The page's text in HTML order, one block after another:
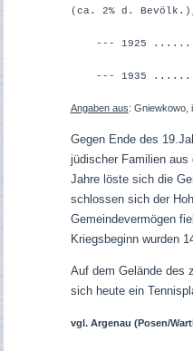
(ca. 2% d.
--- 1925
--- 1935
Angaben aus: Gniewkowo,
Gegen Ende des
jüdischer Familien aus
Jahre löste sich die
schlossen sich der
Gemeindevermögen
Kriegsbeginn wurden
Auf dem Gelände des
sich heute ein
vgl. Argenau (Posen/